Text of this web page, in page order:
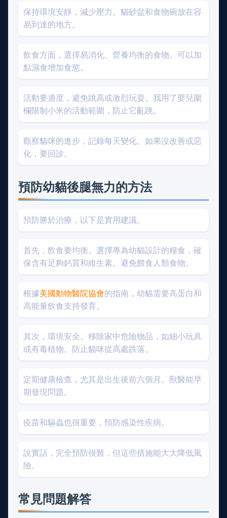
保持環境安靜，減少壓力。貓砂盆和食物碗放在容
易到達的地方。
飲食方面，選擇易消化、營養均衡的食物。可以加
點濕食增加食慾。
活動要適度，避免跳高或激烈玩耍。我用了嬰兒圍
欄限制小米的活動範圍，防止它亂跳。
觀察貓咪的進步，記錄每天變化。如果沒改善或惡
化，要回診。
預防幼貓後腿無力的方法
預防勝於治療，以下是實用建議。
首先，飲食要均衡。選擇專為幼貓設計的糧食，確
保含有足夠鈣質和維生素。避免餵食人類食物。
根據美國動物醫院協會的指南，幼貓需要高蛋白和
高能量飲食支持發育。
其次，環境安全。移除家中危險物品，如細小玩具
或有毒植物。防止貓咪從高處跌落。
定期健康檢查，尤其是出生後前六個月。獸醫能早
期發現問題。
疫苗和驅蟲也很重要，預防感染性疾病。
說實話，完全預防很難，但這些措施能大大降低風
險。
常見問題解答